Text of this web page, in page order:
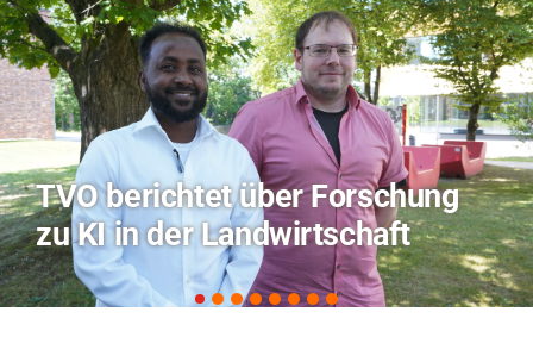
Hitze-Aktionstag: Hochschule
Coburg im Radio Bamberg